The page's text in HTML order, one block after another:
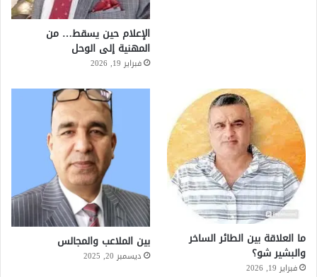
الإعلام حين يسقط… من
المهنية إلى الوحل
فبراير 19, 2026
ما العلاقة بين الطائر الساخر
والبشير شو؟
فبراير 19, 2026
بين الملاعب والمجالس
ديسمبر 20, 2025